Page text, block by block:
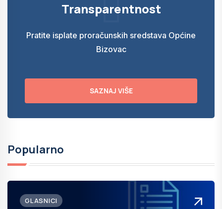
Transparentnost
Pratite isplate proračunskih sredstava Općine
Bizovac
SAZNAJ VIŠE
Popularno
GLASNICI